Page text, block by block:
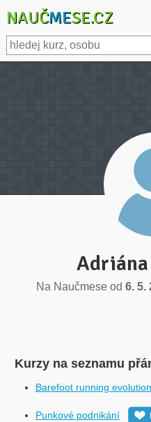
NAUČMESE.CZ
Adriána
Na Naučmese od6. 5.
Kurzy na seznamu
Barefoot running evolution
Punkové podnikání